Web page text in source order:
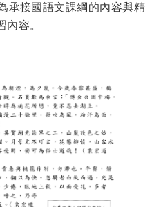
承接國語文課綱的內容與精
容。